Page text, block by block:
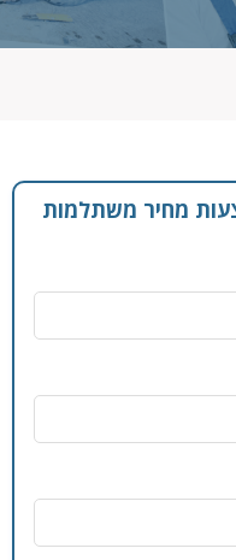
מחיר משתלמות